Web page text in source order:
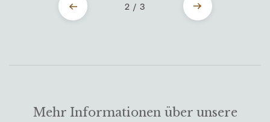
2 / 3
Mehr Informationen über unsere